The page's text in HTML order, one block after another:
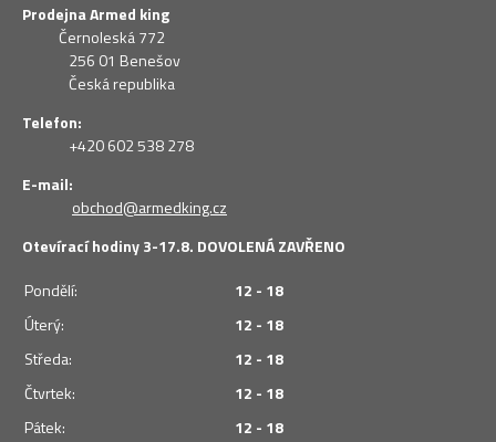
Prodejna Armed king
Černoleská 772
256 01 Benešov
Česká republika
Telefon:
+420 602 538 278
E-mail:
obchod@armedking.cz
Otevírací hodiny 3-17.8. DOVOLENÁ ZAVŘENO
Pondělí:
12 - 18
Úterý:
12 - 18
Středa:
12 - 18
Čtvrtek:
12 - 18
Pátek:
12 - 18